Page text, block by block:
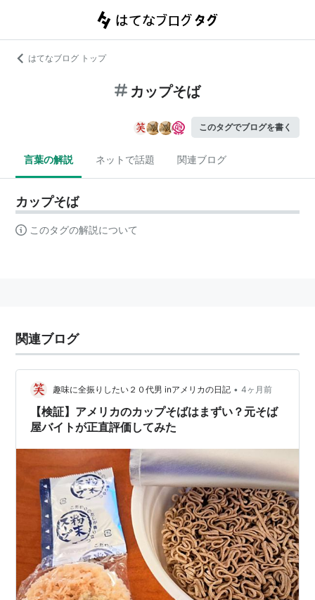
はてなブログ トップ
カップそば
このタグでブログを書く
言葉の解説 ネットで話題 関連ブログ
カップそば
このタグの解説について
関連ブログ
趣味に全振りしたい２０代男 inアメリカの日記 • 4ヶ月前
【検証】アメリカのカップそばはまずい？元そば
屋バイトが正直評価してみた